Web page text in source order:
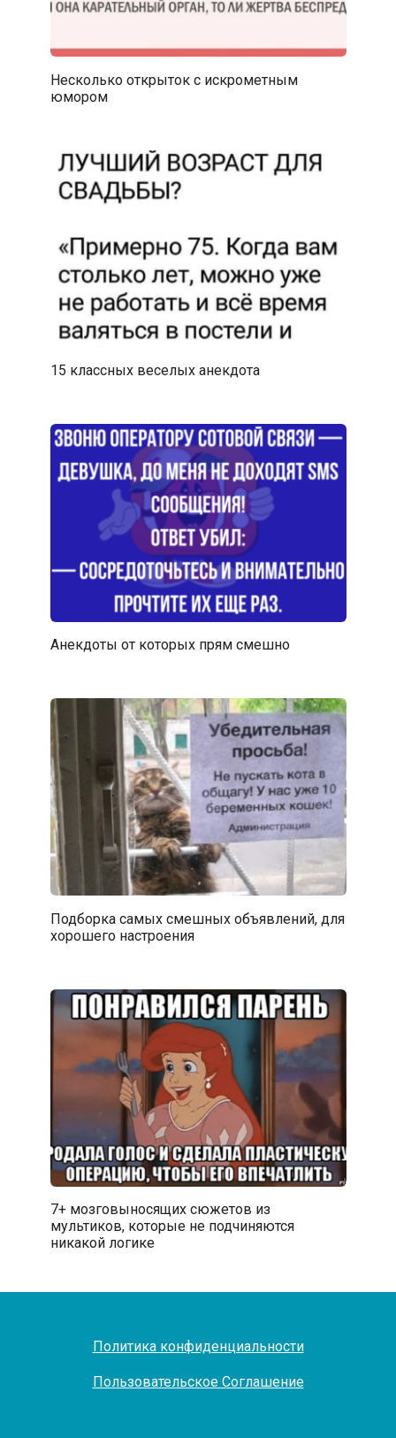
Несколько открыток с искрометным
юмором
15 классных веселых анекдота
Анекдоты от которых прям смешно
Подборка самых смешных объявлений, для
хорошего настроения
7+ мозговыносящих сюжетов из
мультиков, которые не подчиняются
никакой логике
Политика конфиденциальности
Пользовательское Соглашение